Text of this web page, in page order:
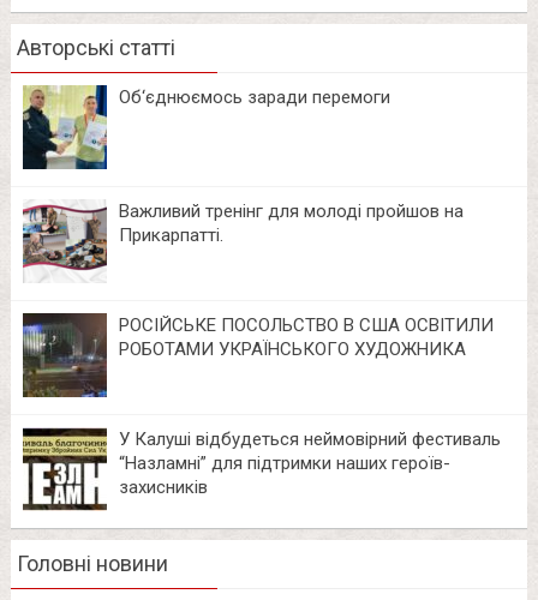
Авторські статті
Об‘єднюємось заради перемоги
Важливий тренінг для молоді пройшов на
Прикарпатті.
РОСІЙСЬКЕ ПОСОЛЬСТВО В США ОСВІТИЛИ
РОБОТАМИ УКРАЇНСЬКОГО ХУДОЖНИКА
У Калуші відбудеться неймовірний фестиваль
“Назламні” для підтримки наших героїв-
захисників
Головні новини